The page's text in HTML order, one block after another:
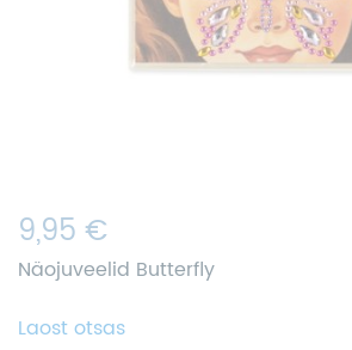
9,95 €
Näojuveelid Butterfly
Laost otsas